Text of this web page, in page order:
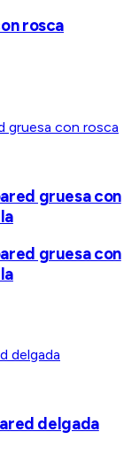
rosca
gruesa con
gruesa con
delgada